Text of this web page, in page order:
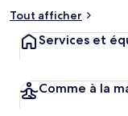
Tout afficher
Services et
Comme à la